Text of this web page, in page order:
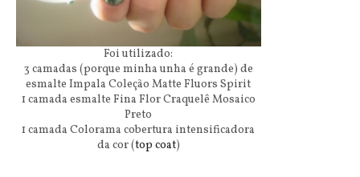
Foi utilizado:
3 camadas (porque minha unha é grande) de
esmalte Impala Coleção Matte Fluors Spirit
1 camada esmalte Fina Flor Craquelê Mosaico
Preto
1 camada Colorama cobertura intensificadora
da cor (top coat)